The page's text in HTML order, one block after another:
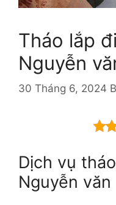
Tháo lắp
Nguyễn
30 Tháng 6, 2024
Dịch vụ
Nguyễn